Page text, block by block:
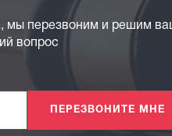
мы перезвоним и решим
вопрос
ПЕРЕЗВОНИТЕ МНЕ